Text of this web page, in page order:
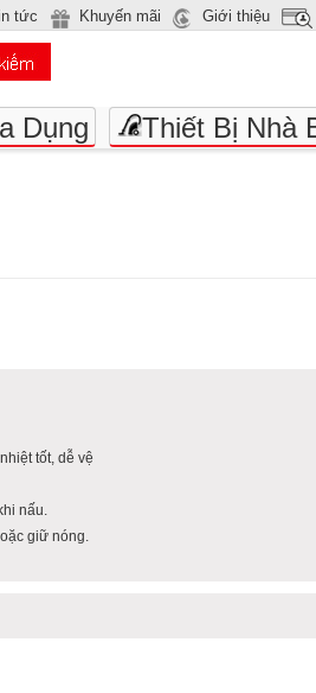
tức Khuyến mãi Giới thiệu
Dụng Thiết Bị Nhà
tốt, dễ vệ
nấu.
giữ nóng.